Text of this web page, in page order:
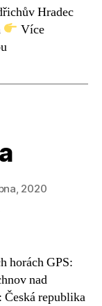
Hradec
Více
2020
názvem
Perla
horách GPS:
nad
republika